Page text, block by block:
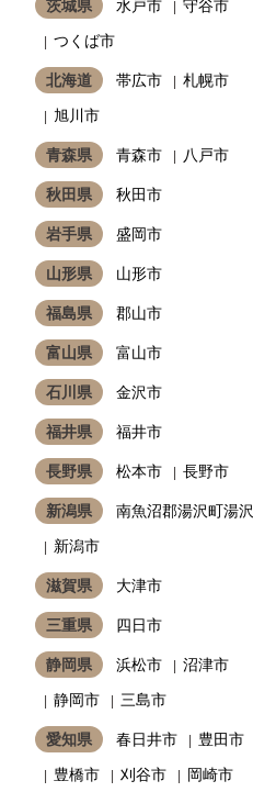
茨城県 水戸市
守谷市
つくば市
北海道 帯広市
札幌市
旭川市
青森県 青森市 八戸市
秋田県 秋田市
岩手県 盛岡市
山形県 山形市
福島県 郡山市
富山県 富山市
石川県 金沢市
福井県 福井市
長野県 松本市 長野市
新潟県
南魚沼郡湯沢町湯沢
新潟市
滋賀県 大津市
三重県 四日市
静岡県 浜松市
沼津市
静岡市
三島市
愛知県 春日井市
豊田市
豊橋市
刈谷市
岡崎市